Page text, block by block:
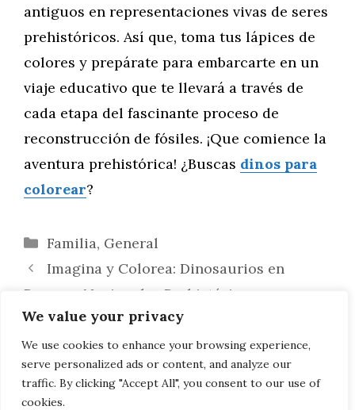
We value your privacy
We use cookies to enhance your browsing experience,
serve personalized ads or content, and analyze our
traffic. By clicking "Accept All", you consent to our use of
cookies.
antiguos en representaciones vivas de seres
prehistóricos. Así que, toma tus lápices de
colores y prepárate para embarcarte en un
viaje educativo que te llevará a través de
cada etapa del fascinante proceso de
reconstrucción de fósiles. ¡Que comience la
aventura prehistórica! ¿Buscas dinos para
colorear?
Categorías
Familia, General
Imagina y Colorea: Dinosaurios en
Parques Nacionales Prehistóricos
Colorea y Aprende: La Adaptación al
Entorno de los Dinosaurios – Camuflaje y
Defensa